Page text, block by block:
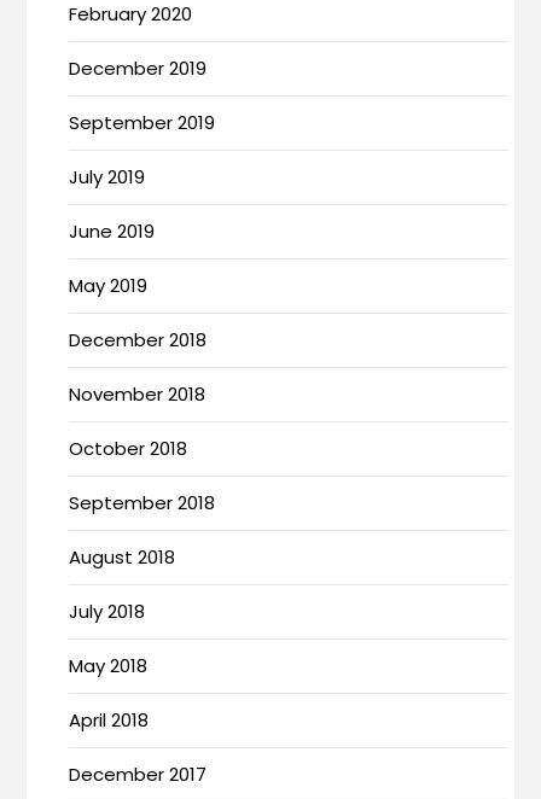
February 2020
December 2019
September 2019
July 2019
June 2019
May 2019
December 2018
November 2018
October 2018
September 2018
August 2018
July 2018
May 2018
April 2018
December 2017